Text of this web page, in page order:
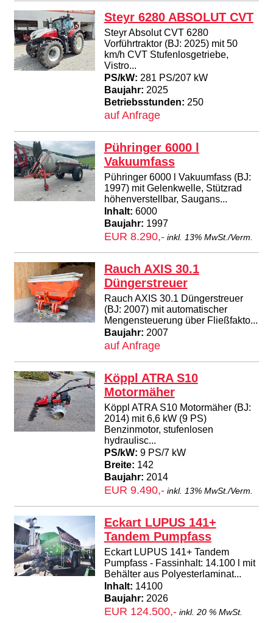
Steyr 6280 ABSOLUT CVT
Steyr Absolut CVT 6280
Vorführtraktor (BJ: 2025) mit 50
km/h CVT Stufenlosgetriebe,
Vistro...
PS/kW: 281 PS/207 kW
Baujahr: 2025
Betriebsstunden: 250
auf Anfrage
Pühringer 6000 l
Vakuumfass
Pühringer 6000 l Vakuumfass (BJ:
1997) mit Gelenkwelle, Stützrad
höhenverstellbar, Saugans...
Inhalt: 6000
Baujahr: 1997
EUR 8.290,- inkl. 13% MwSt./Verm.
Rauch AXIS 30.1
Düngerstreuer
Rauch AXIS 30.1 Düngerstreuer
(BJ: 2007) mit automatischer
Mengensteuerung über Fließfakto...
Baujahr: 2007
auf Anfrage
Köppl ATRA S10
Motormäher
Köppl ATRA S10 Motormäher (BJ:
2014) mit 6,6 kW (9 PS)
Benzinmotor, stufenlosen
hydraulisc...
PS/kW: 9 PS/7 kW
Breite: 142
Baujahr: 2014
EUR 9.490,- inkl. 13% MwSt./Verm.
Eckart LUPUS 141+
Tandem Pumpfass
Eckart LUPUS 141+ Tandem
Pumpfass - Fassinhalt: 14.100 l mit
Behälter aus Polyesterlaminat...
Inhalt: 14100
Baujahr: 2026
EUR 124.500,- inkl. 20 % MwSt.